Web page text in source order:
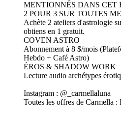
MENTIONNÉS DANS CET
2 POUR 3 SUR TOUTES
Achète 2 ateliers d'astrologie
obtiens en 1 gratuit.
COVEN ASTRO
Abonnement à 8 $/mois
Hebdo + Café Astro)
⁠⁠ÉROS & SHADOW WORK
Lecture audio archétypes
⁠⁠Instagram : @_carmellaluna
Toutes les offres de Carmella